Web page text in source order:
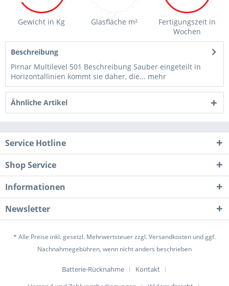
Gewicht in Kg Glasfläche m²
Fertigungszeit in
Wochen
Beschreibung
Pirnar Multilevel 501 Beschreibung Sauber eingeteilt in
Horizontallinien kommt sie daher, die... mehr
Ähnliche Artikel
Service Hotline
Shop Service
Informationen
Newsletter
* Alle Preise inkl. gesetzl. Mehrwertsteuer zzgl.Versandkosten und ggf.
Nachnahmegebühren, wenn nicht anders beschrieben
Batterie-Rücknahme
Kontakt